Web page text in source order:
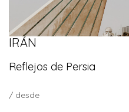
IRÁN
Reflejos de Persia
/ desde